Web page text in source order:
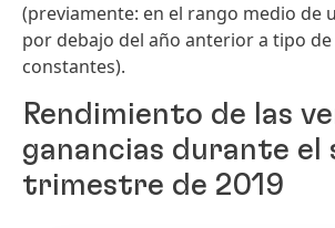
(previamente: en el rango medio de
por debajo del año anterior a tipo
constantes).
Rendimiento de las
ganancias durante el
trimestre de 2019